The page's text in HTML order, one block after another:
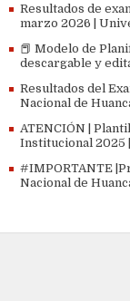
Resultados de
marzo 2026 |
📕 Modelo de
descargable y
Resultados del
Nacional de
ATENCIÓN |
Institucional 2025
#IMPORTANTE
Nacional de